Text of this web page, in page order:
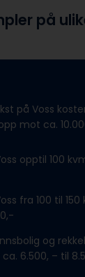
på
på Voss
mot ca.
opptil 100
fra 100 til 150
og
6.500, – til